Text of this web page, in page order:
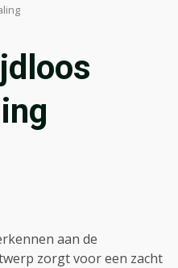
aan de
zorgt voor een zacht